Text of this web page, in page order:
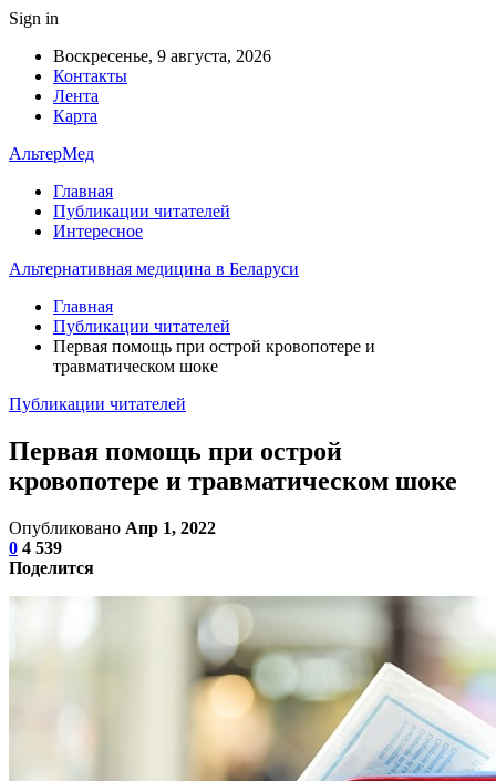
Sign in
Воскресенье, 9 августа, 2026
Контакты
Лента
Карта
АльтерМед
Главная
Публикации читателей
Интересное
Альтернативная медицина в Беларуси
Главная
Публикации читателей
Первая помощь при острой кровопотере и
травматическом шоке
Публикации читателей
Первая помощь при острой
кровопотере и травматическом шоке
Опубликовано Апр 1, 2022
0 4 539
Поделится